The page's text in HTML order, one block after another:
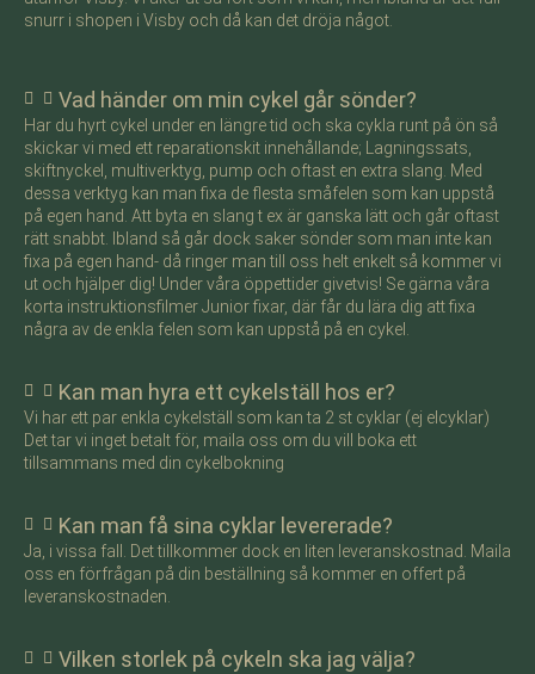
snurr i shopen i Visby och då kan det dröja något.
Vad händer om min cykel går sönder?
Har du hyrt cykel under en längre tid och ska cykla runt på ön så
skickar vi med ett reparationskit innehållande; Lagningssats,
skiftnyckel, multiverktyg, pump och oftast en extra slang. Med
dessa verktyg kan man fixa de flesta småfelen som kan uppstå
på egen hand. Att byta en slang t ex är ganska lätt och går oftast
rätt snabbt. Ibland så går dock saker sönder som man inte kan
fixa på egen hand- då ringer man till oss helt enkelt så kommer vi
ut och hjälper dig! Under våra öppettider givetvis! Se gärna våra
korta instruktionsfilmer Junior fixar, där får du lära dig att fixa
några av de enkla felen som kan uppstå på en cykel.
Kan man hyra ett cykelställ hos er?
Vi har ett par enkla cykelställ som kan ta 2 st cyklar (ej elcyklar)
Det tar vi inget betalt för, maila oss om du vill boka ett
tillsammans med din cykelbokning
Kan man få sina cyklar levererade?
Ja, i vissa fall. Det tillkommer dock en liten leveranskostnad. Maila
oss en förfrågan på din beställning så kommer en offert på
leveranskostnaden.
Vilken storlek på cykeln ska jag välja?